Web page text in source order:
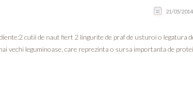
21/05/2014
cutii de naut fiert 2 lingurite de praf de usturoi o legatura
vechi leguminoase, care reprezinta o sursa importanta de